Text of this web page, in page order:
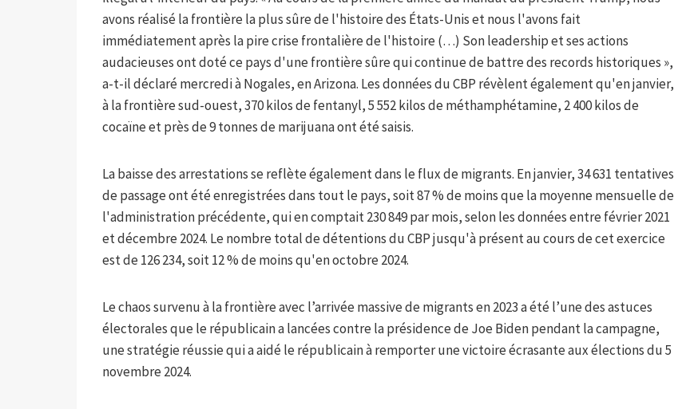
avons réalisé la frontière la plus sûre de l'histoire des États-Unis et nous l'avons fait
immédiatement après la pire crise frontalière de l'histoire (…) Son leadership et ses actions
audacieuses ont doté ce pays d'une frontière sûre qui continue de battre des records historiques »,
a-t-il déclaré mercredi à Nogales, en Arizona. Les données du CBP révèlent également qu'en janvier,
à la frontière sud-ouest, 370 kilos de fentanyl, 5 552 kilos de méthamphétamine, 2 400 kilos de
cocaïne et près de 9 tonnes de marijuana ont été saisis.
La baisse des arrestations se reflète également dans le flux de migrants. En janvier, 34 631 tentatives
de passage ont été enregistrées dans tout le pays, soit 87 % de moins que la moyenne mensuelle de
l'administration précédente, qui en comptait 230 849 par mois, selon les données entre février 2021
et décembre 2024. Le nombre total de détentions du CBP jusqu'à présent au cours de cet exercice
est de 126 234, soit 12 % de moins qu'en octobre 2024.
Le chaos survenu à la frontière avec l’arrivée massive de migrants en 2023 a été l’une des astuces
électorales que le républicain a lancées contre la présidence de Joe Biden pendant la campagne,
une stratégie réussie qui a aidé le républicain à remporter une victoire écrasante aux élections du 5
novembre 2024.